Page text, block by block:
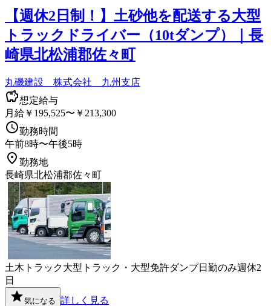
【週休2日制！】土砂他を配送する大型
トラックドライバー（10tダンプ）｜長
崎県北松浦郡佐々町
丸磯建設 株式会社 九州支店
想定給与
月給￥195,525〜￥213,300
勤務時間
午前8時〜午後5時
勤務地
長崎県北松浦郡佐々町
土木 トラック大型トラック・大型免許ダンプ日勤のみ週休2
日
気になる 詳しく見る